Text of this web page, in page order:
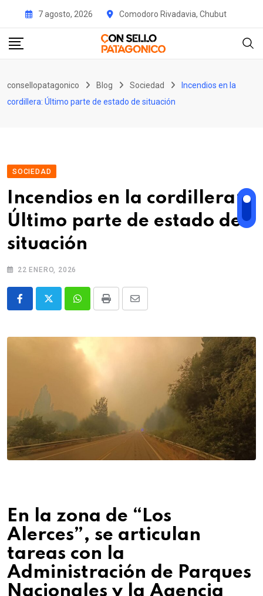
content
7 agosto, 2026 Comodoro Rivadavia, Chubut
consellopatagonico Blog Sociedad
Incendios en la
cordillera: Último parte de estado de situación
SOCIEDAD
Incendios en la cordillera:
Último parte de estado de
situación
22 ENERO, 2026
WhatsappPrint
Share
Email
En la zona de “Los
Alerces”, se articulan
tareas con la
Administración de Parques
Nacionales y la Agencia